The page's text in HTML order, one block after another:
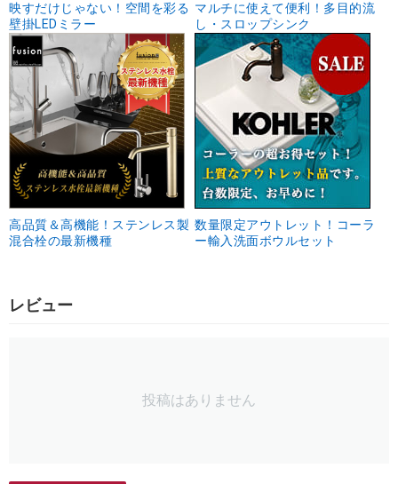
映すだけじゃない！空間を彩る
壁掛LEDミラー
マルチに使えて便利！多目的流
し・スロップシンク
高品質＆高機能！ステンレス製
混合栓の最新機種
数量限定アウトレット！コーラ
ー輸入洗面ボウルセット
レビュー
投稿はありません